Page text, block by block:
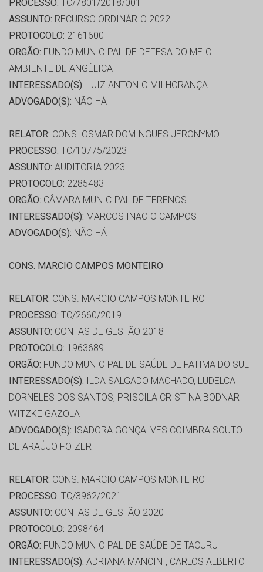
PROCESSO: TC/7801/2018/001
ASSUNTO: RECURSO ORDINÁRIO 2022
PROTOCOLO: 2161600
ORGÃO: FUNDO MUNICIPAL DE DEFESA DO MEIO
AMBIENTE DE ANGÉLICA
INTERESSADO(S): LUIZ ANTONIO MILHORANÇA
ADVOGADO(S): NÃO HÁ
RELATOR: CONS. OSMAR DOMINGUES JERONYMO
PROCESSO: TC/10775/2023
ASSUNTO: AUDITORIA 2023
PROTOCOLO: 2285483
ORGÃO: CÂMARA MUNICIPAL DE TERENOS
INTERESSADO(S): MARCOS INACIO CAMPOS
ADVOGADO(S): NÃO HÁ
CONS. MARCIO CAMPOS MONTEIRO
RELATOR: CONS. MARCIO CAMPOS MONTEIRO
PROCESSO: TC/2660/2019
ASSUNTO: CONTAS DE GESTÃO 2018
PROTOCOLO: 1963689
ORGÃO: FUNDO MUNICIPAL DE SAÚDE DE FATIMA DO SUL
INTERESSADO(S): ILDA SALGADO MACHADO, LUDELCA
DORNELES DOS SANTOS, PRISCILA CRISTINA BODNAR
WITZKE GAZOLA
ADVOGADO(S): ISADORA GONÇALVES COIMBRA SOUTO
DE ARAÚJO FOIZER
RELATOR: CONS. MARCIO CAMPOS MONTEIRO
PROCESSO: TC/3962/2021
ASSUNTO: CONTAS DE GESTÃO 2020
PROTOCOLO: 2098464
ORGÃO: FUNDO MUNICIPAL DE SAÚDE DE TACURU
INTERESSADO(S): ADRIANA MANCINI, CARLOS ALBERTO